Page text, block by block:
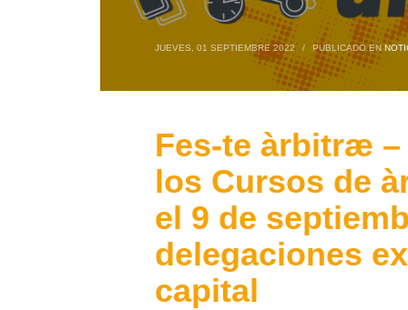
JUEVES, 01 SEPTIEMBRE 2022 / PUBLICADO EN
Fes-te àrbitræ
los Cursos de
el 9 de
delegaciones
capital